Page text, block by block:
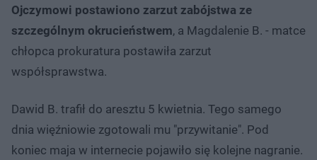
Ojczymowi postawiono zarzut zabójstwa ze
szczególnym okrucieństwem, a Magdalenie B. - matce
chłopca prokuratura postawiła zarzut
współsprawstwa.
Dawid B. trafił do aresztu 5 kwietnia. Tego samego
dnia więźniowie zgotowali mu "przywitanie". Pod
koniec maja w internecie pojawiło się kolejne nagranie.